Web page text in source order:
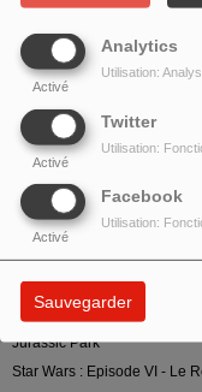
Analytics
Activé
Utilisation:
Twitter
Activé
Utilisation:
Facebook
Activé
Utilisation:
Sauvegarder
(à l'occasion de la sortie le
La première trilogie Indiana
L'Empire du soleil
Sept ans au Tibet
Memoirs of a Geisha
La Liste de Schindler
The Terminal
Hook
Horizons lointains
Jurassic Park
Star Wars : Episode VI - Le